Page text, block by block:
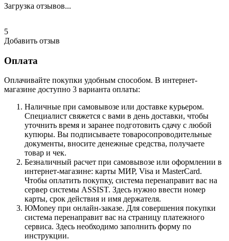
Загрузка отзывов...
5
Добавить отзыв
Оплата
Оплачивайте покупки удобным способом. В интернет-
магазине доступно 3 варианта оплаты:
Наличные при самовывозе или доставке курьером.
Специалист свяжется с вами в день доставки, чтобы
уточнить время и заранее подготовить сдачу с любой
купюры. Вы подписываете товаросопроводительные
документы, вносите денежные средства, получаете
товар и чек.
Безналичный расчет при самовывозе или оформлении в
интернет-магазине: карты МИР, Visa и MasterCard.
Чтобы оплатить покупку, система перенаправит вас на
сервер системы ASSIST. Здесь нужно ввести номер
карты, срок действия и имя держателя.
ЮMoney при онлайн-заказе. Для совершения покупки
система перенаправит вас на страницу платежного
сервиса. Здесь необходимо заполнить форму по
инструкции.